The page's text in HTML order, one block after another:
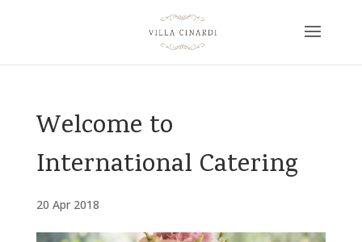
Welcome to
International Catering
20 Apr 2018